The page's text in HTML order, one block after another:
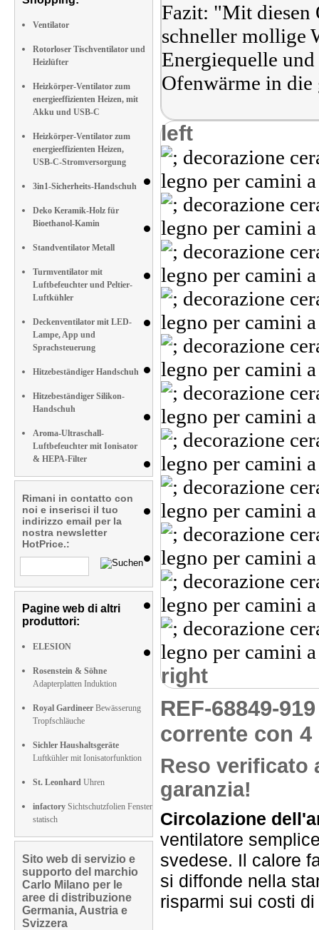
Ventilator
Rotorloser Tischventilator und
Heizlüfter
Heizkörper-Ventilator zum
energieeffizienten Heizen, mit
Akku und USB-C
Heizkörper-Ventilator zum
energieeffizienten Heizen,
USB-C-Stromversorgung
3in1-Sicherheits-Handschuh
Deko Keramik-Holz für
Bioethanol-Kamin
Standventilator Metall
Turmventilator mit
Luftbefeuchter und Peltier-
Luftkühler
Deckenventilator mit LED-
Lampe, App und
Sprachsteuerung
Hitzebeständiger Handschuh
Hitzebeständiger Silikon-
Handschuh
Aroma-Ultraschall-
Luftbefeuchter mit Ionisator
& HEPA-Filter
Rimani in contatto con
noi e inserisci il tuo
indirizzo email per la
nostra newsletter
HotPrice.:
Pagine web di altri
produttori:
ELESION
Rosenstein & Söhne
Adapterplatten Induktion
Royal Gardineer Bewässerung
Tropfschläuche
Sichler Haushaltsgeräte
Luftkühler mit Ionisatorfunktion
St. Leonhard Uhren
infactory Sichtschutzfolien Fenster
statisch
Sito web di servizio e
supporto del marchio
Carlo Milano per le
aree di distribuzione
Germania, Austria e
Svizzera
Fazit: "Mit diesen
schneller mollige
Energiequelle
Ofenwärme in
left
right
REF-68849-
corrente con 4
Reso verificato
garanzia!
Circolazione
ventilatore
svedese. Il calore
si diffonde nella
risparmi sui costi